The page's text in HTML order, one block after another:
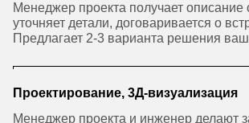
Менеджер проекта получает описание
уточняет детали, договаривается о
Предлагает 2-3 варианта решения
Проектирование, 3Д-визуализация
Менеджер проекта и инженер делают